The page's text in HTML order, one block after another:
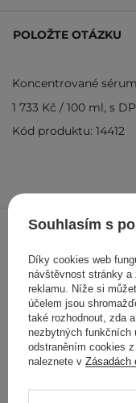
520 Kč / ks
POLOŽTE OTÁZKU
Koncentrované
1 733 Kč / 100 ml, s
Kód produktu: 14412
Ostatní
Souhlasím s
Díky cookies web
návštěvnost stránky a
reklamu. Níže si
účelem jsou
také rozhodnout, zda
nezbytných funkčních
odstraněním cookies
naleznete v Zásadách